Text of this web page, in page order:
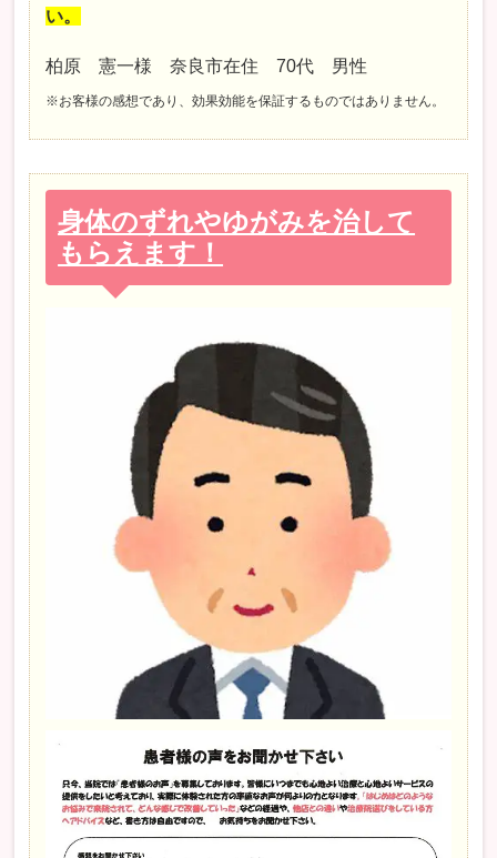
い。
柏原 憲一様 奈良市在住 70代 男性
※お客様の感想であり、効果効能を保証するものではありません。
身体のずれやゆがみを治して
もらえます！